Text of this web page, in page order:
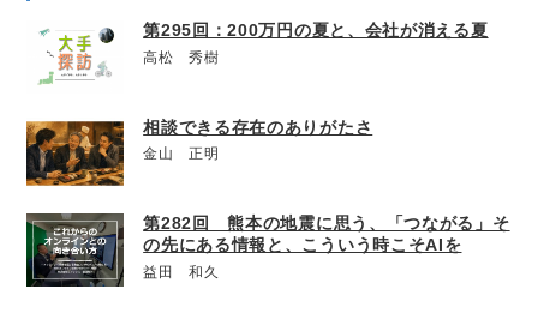
第295回：200万円の夏と、会社が消える夏
高松 秀樹
相談できる存在のありがたさ
金山 正明
第282回 熊本の地震に思う、「つながる」そ
の先にある情報と、こういう時こそAIを
益田 和久